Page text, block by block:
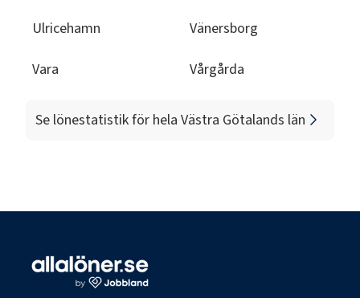
Ulricehamn Vänersborg
Vara Vårgårda
Se lönestatistik för hela Västra Götalands län